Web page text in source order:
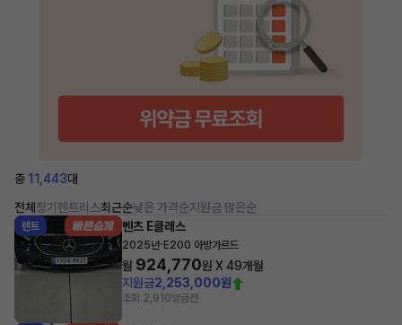
총 11,443대
전체 장기렌트리스최근순낮은 가격순지원금 많은순
렌트 벤츠 E클래스
2025년· E200 아방가르드
월 924,770원 X49개월
지원금2,253,000원
조회 2,910방금전